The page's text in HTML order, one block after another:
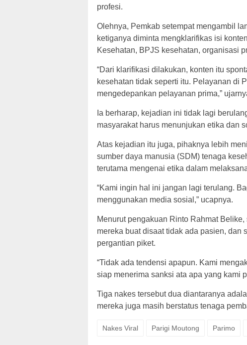
profesi.
Olehnya, Pemkab setempat mengambil
ketiganya diminta mengklarifikas isi
Kesehatan, BPJS kesehatan, organisasi
“Dari klarifikasi dilakukan, konten itu
kesehatan tidak seperti itu. Pelayanan di
mengedepankan pelayanan prima,”
Ia berharap, kejadian ini tidak lagi
masyarakat harus menunjukan etika dan
Atas kejadian itu juga, pihaknya lebih
sumber daya manusia (SDM) tenaga
terutama mengenai etika dalam
“Kami ingin hal ini jangan lagi terulang.
menggunakan media sosial,” ucapnya.
Menurut pengakuan Rinto Rahmat
mereka buat disaat tidak ada pasien, dan
pergantian piket.
“Tidak ada tendensi apapun. Kami
siap menerima sanksi ata apa yang kami
Tiga nakes tersebut dua diantaranya
mereka juga masih berstatus tenaga
Nakes Viral Parigi Moutong Parimo